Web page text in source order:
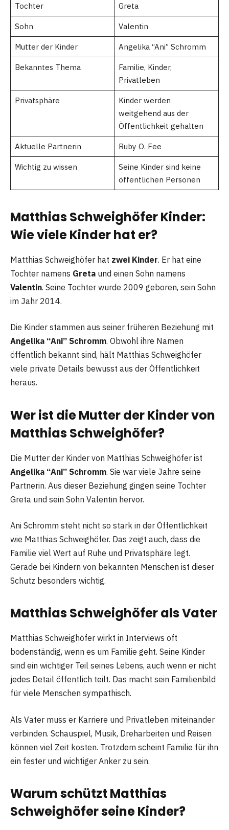
Tochter Greta
Sohn Valentin
Mutter der Kinder Angelika “Ani” Schromm
Bekanntes Thema
Familie, Kinder,
Privatleben
Privatsphäre
Kinder werden
weitgehend aus der
Öffentlichkeit gehalten
Aktuelle Partnerin Ruby O. Fee
Wichtig zu wissen
Seine Kinder sind keine
öffentlichen Personen
Matthias Schweighöfer Kinder:
Wie viele Kinder hat er?
Matthias Schweighöfer hat zwei Kinder. Er hat eine
Tochter namens Greta und einen Sohn namens
Valentin. Seine Tochter wurde 2009 geboren, sein Sohn
im Jahr 2014.
Die Kinder stammen aus seiner früheren Beziehung mit
Angelika “Ani” Schromm. Obwohl ihre Namen
öffentlich bekannt sind, hält Matthias Schweighöfer
viele private Details bewusst aus der Öffentlichkeit
heraus.
Wer ist die Mutter der Kinder von
Matthias Schweighöfer?
Die Mutter der Kinder von Matthias Schweighöfer ist
Angelika “Ani” Schromm. Sie war viele Jahre seine
Partnerin. Aus dieser Beziehung gingen seine Tochter
Greta und sein Sohn Valentin hervor.
Ani Schromm steht nicht so stark in der Öffentlichkeit
wie Matthias Schweighöfer. Das zeigt auch, dass die
Familie viel Wert auf Ruhe und Privatsphäre legt.
Gerade bei Kindern von bekannten Menschen ist dieser
Schutz besonders wichtig.
Matthias Schweighöfer als Vater
Matthias Schweighöfer wirkt in Interviews oft
bodenständig, wenn es um Familie geht. Seine Kinder
sind ein wichtiger Teil seines Lebens, auch wenn er nicht
jedes Detail öffentlich teilt. Das macht sein Familienbild
für viele Menschen sympathisch.
Als Vater muss er Karriere und Privatleben miteinander
verbinden. Schauspiel, Musik, Dreharbeiten und Reisen
können viel Zeit kosten. Trotzdem scheint Familie für ihn
ein fester und wichtiger Anker zu sein.
Warum schützt Matthias
Schweighöfer seine Kinder?